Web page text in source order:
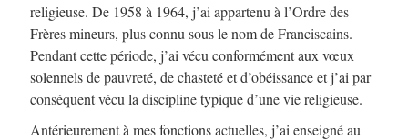
religieuse. De 1958 à 1964, j’ai appartenu à l’Ordre des
Frères mineurs, plus connu sous le nom de Franciscains.
Pendant cette période, j’ai vécu conformément aux vœux
solennels de pauvreté, de chasteté et d’obéissance et j’ai par
conséquent vécu la discipline typique d’une vie religieuse.
Antérieurement à mes fonctions actuelles, j’ai enseigné au